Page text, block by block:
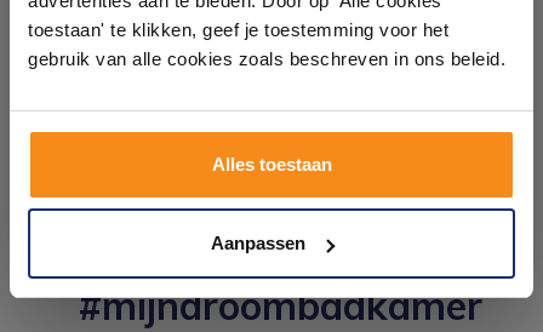
toestaan' te klikken, geef je toestemming voor het
gebruik van alle cookies zoals beschreven in ons beleid.
Alles toestaan
Aanpassen
141,76
117,16 40,25
#mijndroombadkamer
ervaren adviseurs helpen je persoonlijk, en je vindt
tegels & sanitair direct uit voorraad. Gratis parkeren
op eigen terrein.
Kom langs en ervaar zelf het verschil!